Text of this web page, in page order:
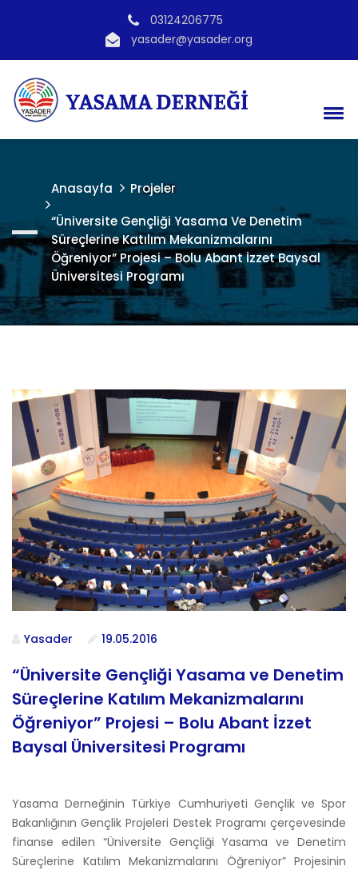
03124206775
yasader@yasader.org
Anasayfa
Projeler
“Üniversite Gençliği Yasama Ve Denetim
Süreçlerine Katılım Mekanizmalarını
Öğreniyor” Projesi – Bolu Abant İzzet Baysal
Üniversitesi Programı
Yasader 19.05.2016
“Üniversite Gençliği Yasama ve Denetim
Süreçlerine Katılım Mekanizmalarını
Öğreniyor” Projesi – Bolu Abant İzzet
Baysal Üniversitesi Programı
Yasama Derneğinin Türkiye Cumhuriyeti Gençlik ve Spor
Bakanlığının Gençlik Projeleri Destek Programı çerçevesinde
finanse edilen “Üniversite Gençliği Yasama ve Denetim
Süreçlerine Katılım Mekanizmalarını Öğreniyor” Projesinin